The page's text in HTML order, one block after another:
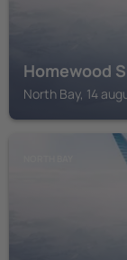
Homewood
North Bay, 14